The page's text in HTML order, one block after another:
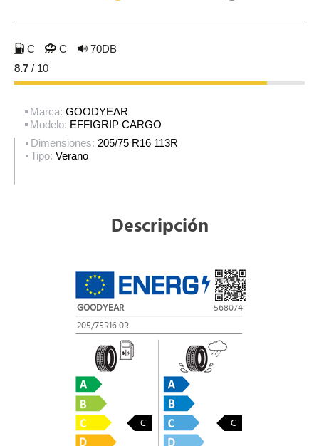
C C
70DB
8.7 / 10
Marca: GOODYEAR
Modelo: EFFIGRIP CARGO
Dimensiones: 205/75 R16 113R
Tipo: Verano
Descripción
GOODYEAR
568074
205/75R16 0R
C C